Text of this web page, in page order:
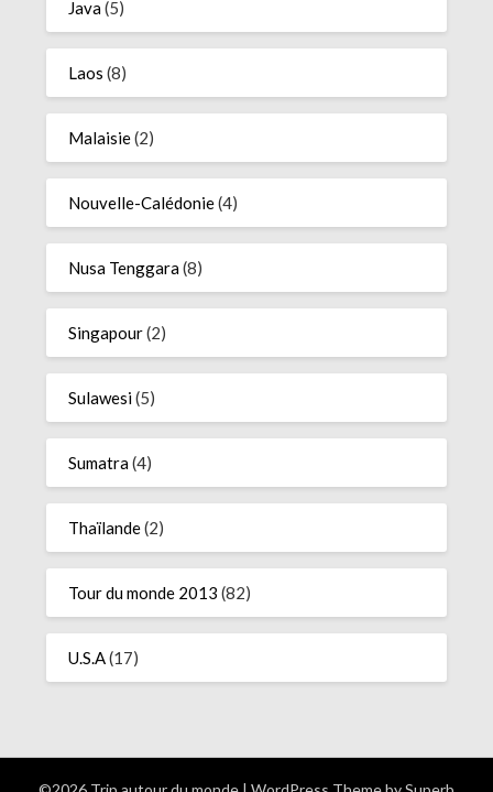
Java(5)
Laos (8)
Malaisie(2)
Nouvelle-Calédonie(4)
Nusa Tenggara(8)
Singapour(2)
Sulawesi(5)
Sumatra(4)
Thaïlande(2)
Tour du monde 2013 (82)
U.S.A(17)